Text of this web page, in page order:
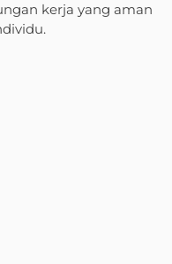
kerja yang aman